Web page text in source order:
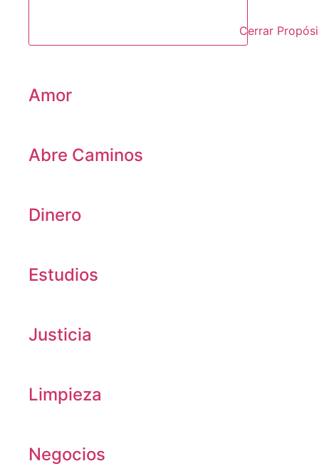
Cerrar
Amor
Abre Caminos
Dinero
Estudios
Justicia
Limpieza
Negocios